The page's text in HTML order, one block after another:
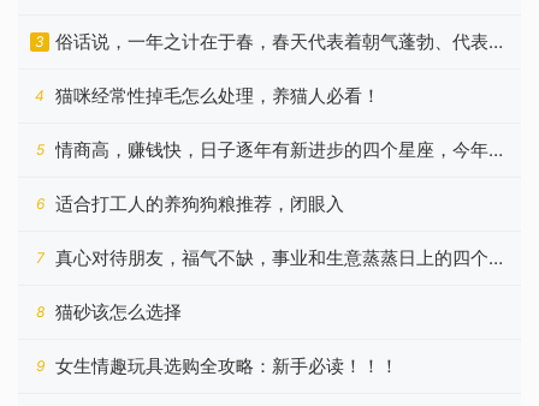
3
俗话说，一年之计在于春，春天代表着朝气蓬勃、代表着
希望
4 猫咪经常性掉毛怎么处理，养猫人必看！
5
情商高，赚钱快，日子逐年有新进步的四个星座，今年更
好
6 适合打工人的养狗狗粮推荐，闭眼入
7
真心对待朋友，福气不缺，事业和生意蒸蒸日上的四个星
8 猫砂该怎么选择
9 女生情趣玩具选购全攻略：新手必读！！！